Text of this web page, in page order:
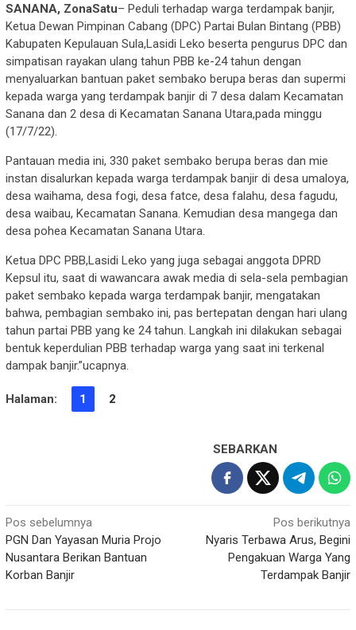
SANANA, ZonaSatu– Peduli terhadap warga terdampak banjir,
Ketua Dewan Pimpinan Cabang (DPC) Partai Bulan Bintang (PBB)
Kabupaten Kepulauan Sula,Lasidi Leko beserta pengurus DPC dan
simpatisan rayakan ulang tahun PBB ke-24 tahun dengan
menyaluarkan bantuan paket sembako berupa beras dan supermi
kepada warga yang terdampak banjir di 7 desa dalam Kecamatan
Sanana dan 2 desa di Kecamatan Sanana Utara,pada minggu
(17/7/22).
Pantauan media ini, 330 paket sembako berupa beras dan mie
instan disalurkan kepada warga terdampak banjir di desa umaloya,
desa waihama, desa fogi, desa fatce, desa falahu, desa fagudu,
desa waibau, Kecamatan Sanana. Kemudian desa mangega dan
desa pohea Kecamatan Sanana Utara.
Ketua DPC PBB,Lasidi Leko yang juga sebagai anggota DPRD
Kepsul itu, saat di wawancara awak media di sela-sela pembagian
paket sembako kepada warga terdampak banjir, mengatakan
bahwa, pembagian sembako ini, pas bertepatan dengan hari ulang
tahun partai PBB yang ke 24 tahun. Langkah ini dilakukan sebagai
bentuk keperdulian PBB terhadap warga yang saat ini terkenal
dampak banjir.”ucapnya.
Halaman: 1 2
SEBARKAN
Navigasi
pos
Pos sebelumnya
PGN Dan Yayasan Muria Projo
Nusantara Berikan Bantuan
Korban Banjir
Pos berikutnya
Nyaris Terbawa Arus, Begini
Pengakuan Warga Yang
Terdampak Banjir